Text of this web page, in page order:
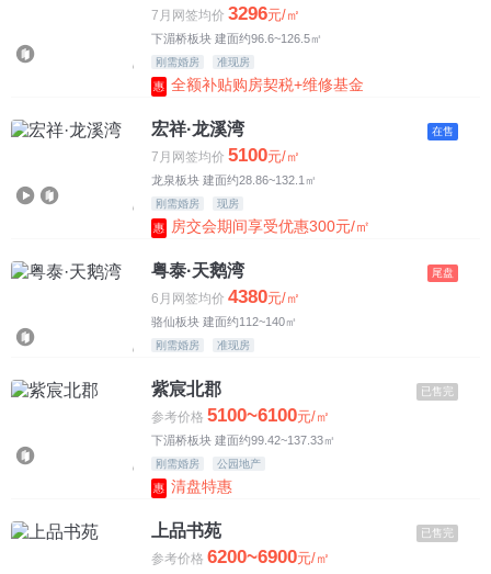
6500-7500元
7500-8500元
8500-10000元
10000元以上
7月网签均价 3296元/㎡
下湄桥板块 建面约96.6~126.5㎡
刚需婚房 准现房
惠 全额补贴购房契税+维修基金
宏祥·龙溪湾
7月网签均价 5100元/㎡
龙泉板块 建面约28.86~132.1㎡
刚需婚房 现房
在售
惠 房交会期间享受优惠300元/㎡
粤泰·天鹅湾
6月网签均价 4380元/㎡
骆仙板块 建面约112~140㎡
刚需婚房 准现房
尾盘
紫宸北郡
参考价格 5100~6100元/㎡
下湄桥板块 建面约99.42~137.33㎡
刚需婚房 公园地产
已售完
惠 清盘特惠
上品书苑
参考价格 6200~6900元/㎡
已售完